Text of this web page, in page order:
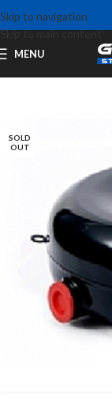
Skip to navigation
Skip to main content
MENU
SOLD
OUT